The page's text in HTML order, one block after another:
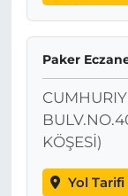
Paker
KÖŞESİ)
Yol Tarifi